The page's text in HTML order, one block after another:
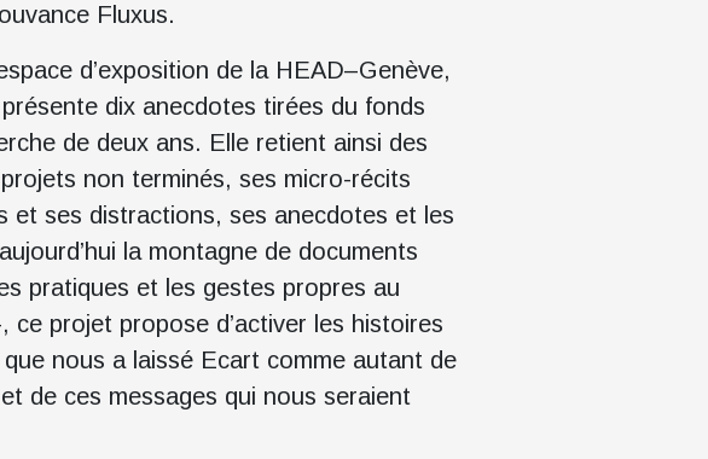
Fluxus.
d’exposition de la HEAD–Genève,
dix anecdotes tirées du fonds
de deux ans. Elle retient ainsi des
non terminés, ses micro-récits
et ses distractions, ses anecdotes et les
la montagne de documents
pratiques et les gestes propres au
projet propose d’activer les histoires
nous a laissé Ecart comme autant de
de ces messages qui nous seraient